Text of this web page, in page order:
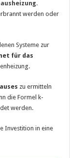
.
werden oder
Systeme zur
für das
zu ermitteln
die Formel k-
werden.
Investition in eine